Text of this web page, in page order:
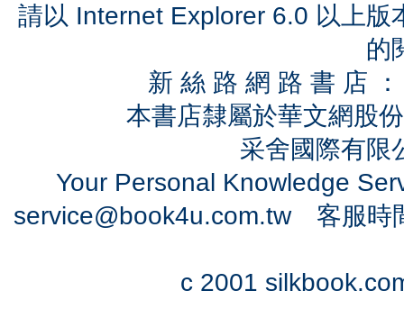
請以 Internet Explorer 6.0 以上
的
新 絲 路 網 路 書 店
本書店隸屬於華文網股
采舍國際有
Your Personal Knowledge
service@book4u.com.tw客服時
c 2001